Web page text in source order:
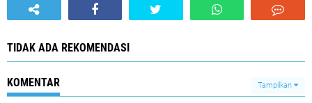
TIDAK ADA REKOMENDASI
KOMENTAR Tampilkan